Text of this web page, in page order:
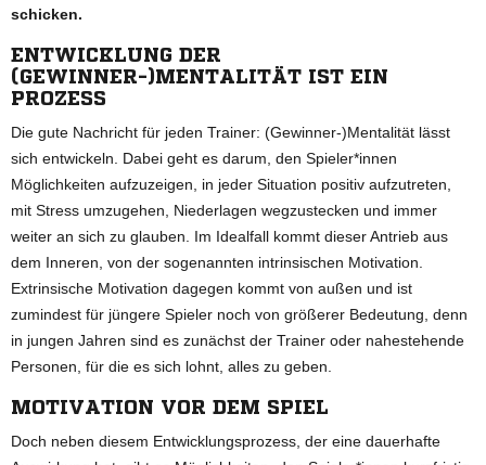
schicken.
ENTWICKLUNG DER
(GEWINNER-)MENTALITÄT IST EIN
PROZESS
Die gute Nachricht für jeden Trainer: (Gewinner-)Mentalität lässt
sich entwickeln. Dabei geht es darum, den Spieler*innen
Möglichkeiten aufzuzeigen, in jeder Situation positiv aufzutreten,
mit Stress umzugehen, Niederlagen wegzustecken und immer
weiter an sich zu glauben. Im Idealfall kommt dieser Antrieb aus
dem Inneren, von der sogenannten intrinsischen Motivation.
Extrinsische Motivation dagegen kommt von außen und ist
zumindest für jüngere Spieler noch von größerer Bedeutung, denn
in jungen Jahren sind es zunächst der Trainer oder nahestehende
Personen, für die es sich lohnt, alles zu geben.
MOTIVATION VOR DEM SPIEL
Doch neben diesem Entwicklungsprozess, der eine dauerhafte